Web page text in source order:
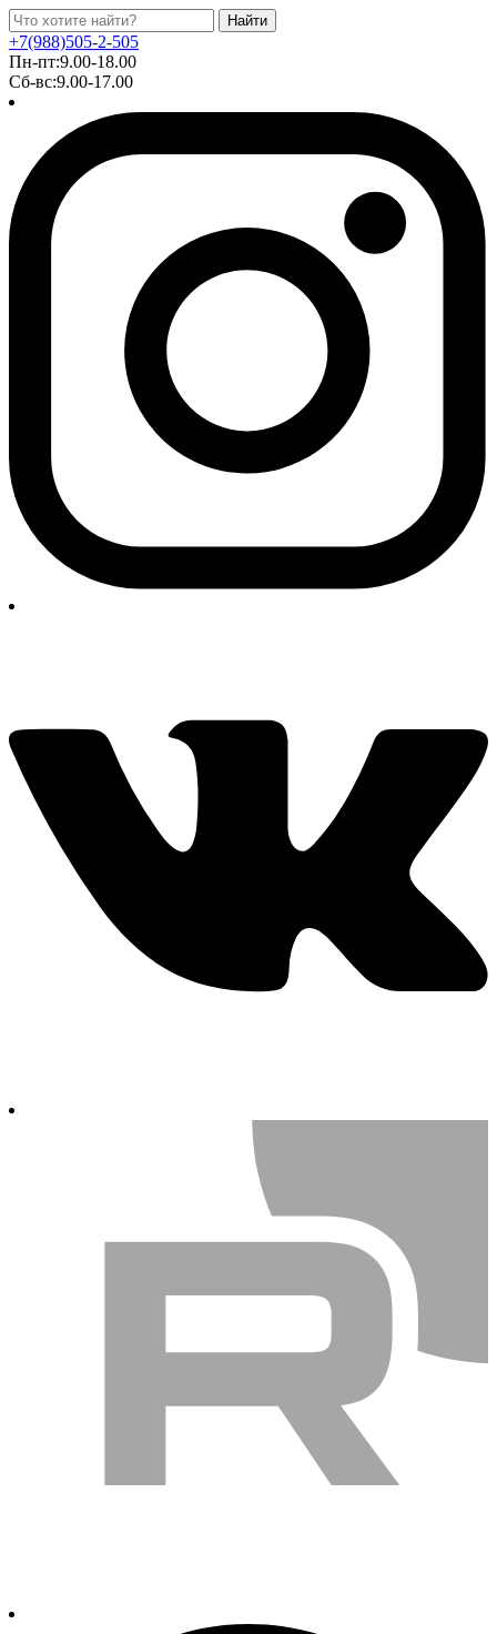
Найти
+7(988)505-2-505
Пн-пт:9.00-18.00
Сб-вс:9.00-17.00